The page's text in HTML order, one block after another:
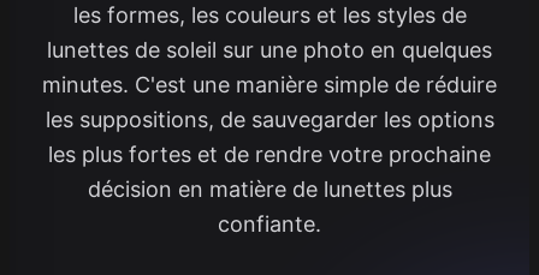
les formes, les couleurs et les styles de
lunettes de soleil sur une photo en quelques
minutes. C'est une manière simple de réduire
les suppositions, de sauvegarder les options
les plus fortes et de rendre votre prochaine
décision en matière de lunettes plus
confiante.